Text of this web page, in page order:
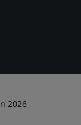
2026